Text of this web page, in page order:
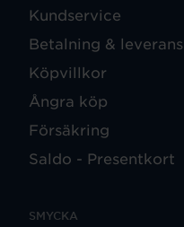
Kundservice
Betalning & leverans
Köpvillkor
Ångra köp
Försäkring
Saldo - Presentkort
SMYCKA